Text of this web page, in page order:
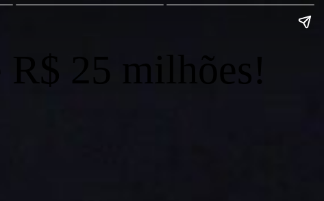
25 milhões!